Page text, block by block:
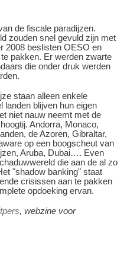
de fiscale paradijzen.
zouden snel gevuld zijn met
2008 beslisten OESO en
pakken. Er werden zwarte
die onder druk werden
staan alleen enkele
landen blijven hun eigen
niet nauw neemt met de
Andorra, Monaco,
de Azoren, Gibraltar,
op een boogscheut van
Aruba, Dubai…. Even
die aan de al zo
"shadow banking" staat
crisissen aan te pakken
opdoeking ervan.
, webzine voor